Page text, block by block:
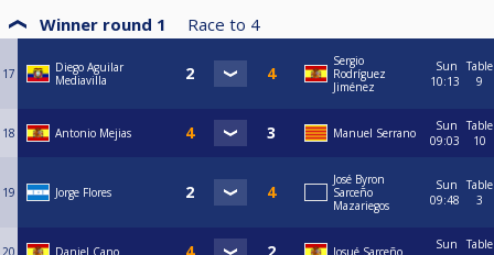
Winner round 1 Race to 4
17
Diego Aguilar
Mediavilla
Sergio
Rodríguez
Jiménez
Sun
10:13
Table
9
18 Antonio Mejias Manuel Serrano
Sun
09:03
Table
10
19 Jorge Flores
José Byron
Sarceño
Mazariegos
Sun
09:48
Table
3
Sun
Table